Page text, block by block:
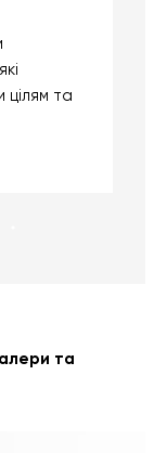
цілям та
та